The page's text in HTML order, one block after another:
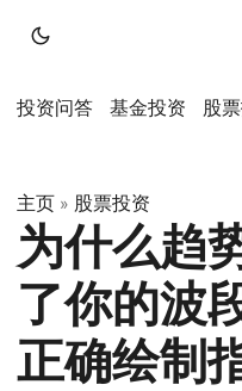
投资问答 基金投资 股
主页 » 股票投资
为什么趋
了你的波
正确绘制